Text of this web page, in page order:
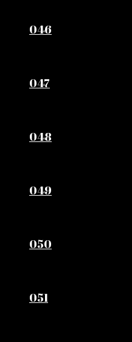
046
047
048
049
050
051